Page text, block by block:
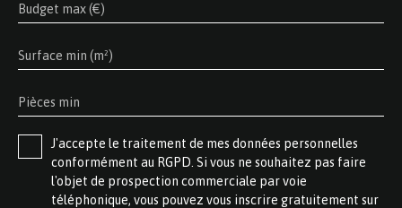
Budget max (€)
Surface min (m²)
Pièces min
J'accepte le traitement de mes données personnelles
conformément au RGPD. Si vous ne souhaitez pas faire
l'objet de prospection commerciale par voie
téléphonique, vous pouvez vous inscrire gratuitement sur